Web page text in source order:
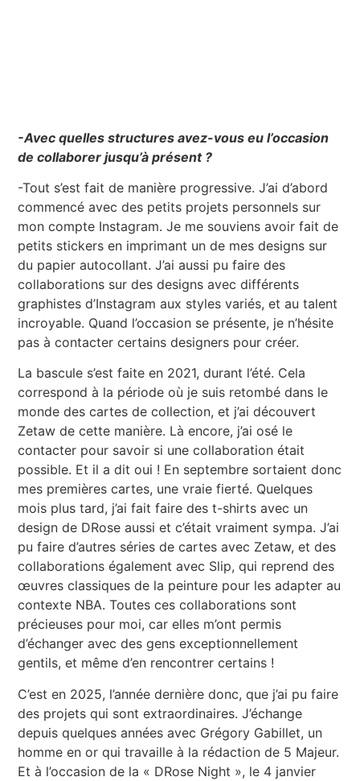
-Avec quelles structures avez-vous eu l’occasion
de collaborer jusqu’à présent ?
-Tout s’est fait de manière progressive. J’ai d’abord
commencé avec des petits projets personnels sur
mon compte Instagram. Je me souviens avoir fait de
petits stickers en imprimant un de mes designs sur
du papier autocollant. J’ai aussi pu faire des
collaborations sur des designs avec différents
graphistes d’Instagram aux styles variés, et au talent
incroyable. Quand l’occasion se présente, je n’hésite
pas à contacter certains designers pour créer.
La bascule s’est faite en 2021, durant l’été. Cela
correspond à la période où je suis retombé dans le
monde des cartes de collection, et j’ai découvert
Zetaw de cette manière. Là encore, j’ai osé le
contacter pour savoir si une collaboration était
possible. Et il a dit oui ! En septembre sortaient donc
mes premières cartes, une vraie fierté. Quelques
mois plus tard, j’ai fait faire des t-shirts avec un
design de DRose aussi et c’était vraiment sympa. J’ai
pu faire d’autres séries de cartes avec Zetaw, et des
collaborations également avec Slip, qui reprend des
œuvres classiques de la peinture pour les adapter au
contexte NBA. Toutes ces collaborations sont
précieuses pour moi, car elles m’ont permis
d’échanger avec des gens exceptionnellement
gentils, et même d’en rencontrer certains !
C’est en 2025, l’année dernière donc, que j’ai pu faire
des projets qui sont extraordinaires. J’échange
depuis quelques années avec Grégory Gabillet, un
homme en or qui travaille à la rédaction de 5 Majeur.
Et à l’occasion de la « DRose Night », le 4 janvier